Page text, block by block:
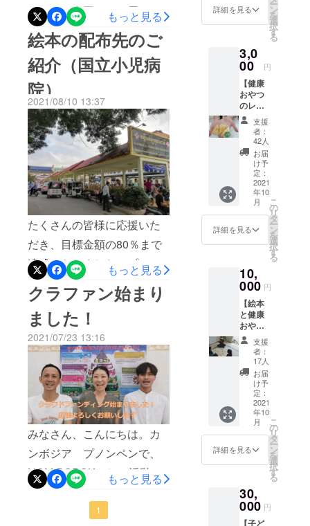
の投稿にてお知らせした通
り、絵本をハードカバーに
することにしました。これ
に伴い、製本方法が変更さ
れ、中央部分に配置された
絵や文が一部見づらくなっ
てしまったため、配置を変
える作業が発生し、製本お
よび印刷作業が遅れてし
まっています。完成は11月
半ばの見込みです。当方の
製本業務への知識のなさが
起こした遅延ですので、大
変申し訳なく思っていま
す。また、カンボジア全土
での休校により、これまで
学校には配達ができない状
況が続いておりましたが、
先週、カンボジア教育青年
スポーツ省より、11月1日か
ら学校が再開されることが
発表されました。お届け予
定の学校とは、久しぶりの
登校再開のため、最初は感
染防止ルールの徹底や、生
徒の管理など、現場が忙し
くなることが予想されるの
に配布して参ります。本プ
ロジェクトでの絵本の総印
刷数は合計1007冊となりま
す。次に、予算です。大き
な変更点は、以下のとおり
です。 1. 翻訳の質を高め
るため、外部翻訳者を2名に
増やしました。 2. 絵本印
刷数の増加による増額。ま
た、印刷数が増えたこと
で、印刷単価が下がったた
め、より質の良い絵本を届
けられるよう、全てハード
カバーで印刷することを決
めました。 3. 配布先の増
加により、配布にかかる交
通費、送料、人件費が増額
しました。 4. 直接の配布
を諦めていた地方の学校・
病院2件に直接訪問するため
の交通費を加えました。
5. 配布の様子などを収め
たビデオの作成を、外部委
託することとしました。 皆
様の温かい応援とご理解の
おかげで、活動幅を広げる
ことができそうです。これ
にちは！今回は、お届け先
のひとつであるダチョウ小
学校についてご紹介しま
す。ダチョウ小学校は、プ
ノンペンを囲むように位置
するカンダール州にある、
公立の小学校です。生徒数
500名の比較的大きな学校で
す。この学校に勤務するソ
ペアック先生に、私たちの
食育絵本（ビデオ版）を送
り、感想を聞いてみまし
た。「わかりやすい内容
で、子どもたちにとって役
立つ栄養知識が入ってい
る。絵も子どもの関心を引
くようなかわいい絵になっ
ている。（カンボジアの子
どもたちへの教育に）一緒
に取り組んでくれてありが
とう」とのことです。ソペ
アック先生は、以前NOM
POPOKが同校で栄養授業を
したとき、子どもたちと一
緒に熱心に授業に参加し、
た方です。NOM POPOKの
もっと見る
絵本の配布先のご
紹介（国立小児病
院）
2021/08/10 13:37
たくさんの皆様に応援いた
だき、目標金額の80％まで
達成いたしました。プロ
ジェクトの公開ボタンを押
したときの、あの胃が
キュッとなった感じ（小心
者なもので）を思いだしつ
つ、今は、こんなにもたく
さんの方に賛同してもらえ
たのだと、あたたかい気持
ちになっています。本当に
ありがとうございます！本
日は、絵本配布先の一つで
あるカンボジア国立小児病
Hospital）について、ご紹介
もっと見る
クラファン始まり
ました！
2021/07/23 13:16
みなさん、こんにちは。カ
ンボジア プノンペンで、
NOM POPOKとして活動し
ている、福原と大路です。
今日は、普段一緒に働いて
もっと見る
1
の栄養改善
を目指す事
POPOKを立
ち上げる。
バーよ
り、心
を込め
のメー
ルを差
し上げ
ます。
詳細を見る ー
ン
を
選
択
す
る
3,0
00 円
【健康
おやつ
のレシ
ピがも
らえる
コー
ス】 プ
ロジェ
クトメ
ンバー
から、
感謝の
気持ち
を込め
て、お
礼の
をお送
りいた
しま
す。 ま
た、管
理栄養
士が考
案し、
現地で
配布す
るニン
ジンス
コーン
のレシ
（PDF
で上記
お送り
しま
す。
支援
者：
42人
お届
け予
定：
2021
年10
月
詳細を見る
こ
の
リ
タ
ー
ン
を
選
択
す
る
10,
000 円
【絵本
と健康
おやつ
配布時
のビデ
オが届
くコー
ス】 子
どもた
ちのニ
コニコ
をお礼
に。 絵
本と健
康おや
つを学
布する
際の、
子ども
支援
者：
17人
お届
け予
定：
2021
年10
月
詳細を見る
こ
の
リ
タ
ー
ン
を
選
択
す
る
30,
000 円
【子ど